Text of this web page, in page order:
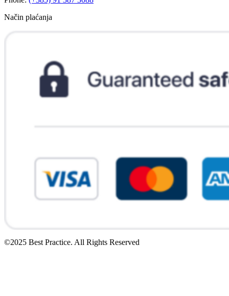
Način plaćanja
©2025 Best Practice. All Rights Reserved